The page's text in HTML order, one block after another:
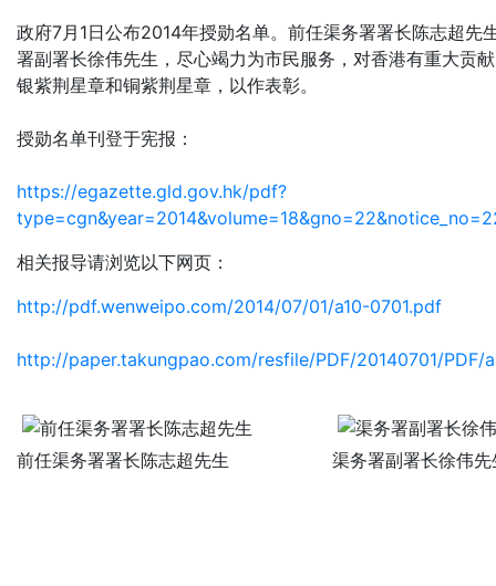
政府7月1日公布2014年授勋名单。前任渠务署署长陈志超先
署副署长徐伟先生，尽心竭力为市民服务，对香港有重大贡
银紫荆星章和铜紫荆星章，以作表彰。
授勋名单刊登于宪报：
https://egazette.gld.gov.hk/pdf?
相关报导请浏览以下网页：
http://pdf.wenweipo.com/2014/07/01/a10-0701.pdf
http://paper.takungpao.com/resfile/PDF/20140701/PDF/
前任渠务署署长陈志超先生 渠务署副署长徐伟先